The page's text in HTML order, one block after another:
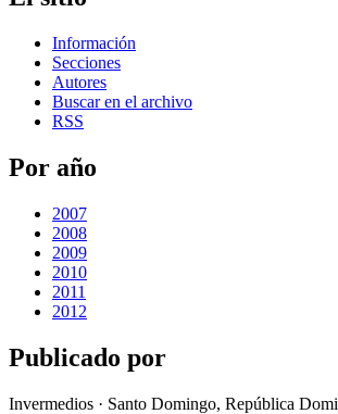
Información
Secciones
Autores
Buscar en el archivo
RSS
Por año
2007
2008
2009
2010
2011
2012
Publicado por
Invermedios · Santo Domingo, República